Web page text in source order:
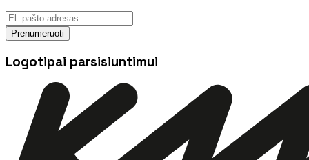
Prenumeruoti
Logotipai parsisiuntimui